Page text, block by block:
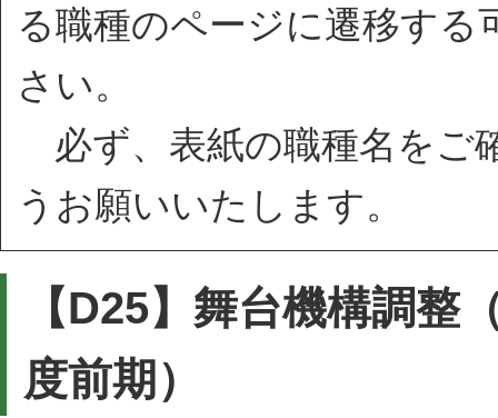
る職種のページに遷移す
さい。
必ず、表紙の職種名をご
うお願いいたします。
【D25】舞台機構調整
度前期）